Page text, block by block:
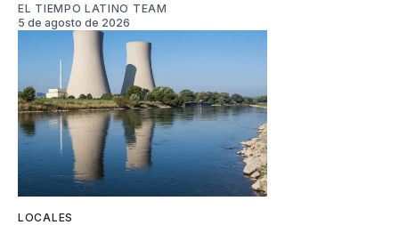
EL TIEMPO LATINO TEAM
5 de agosto de 2026
LOCALES